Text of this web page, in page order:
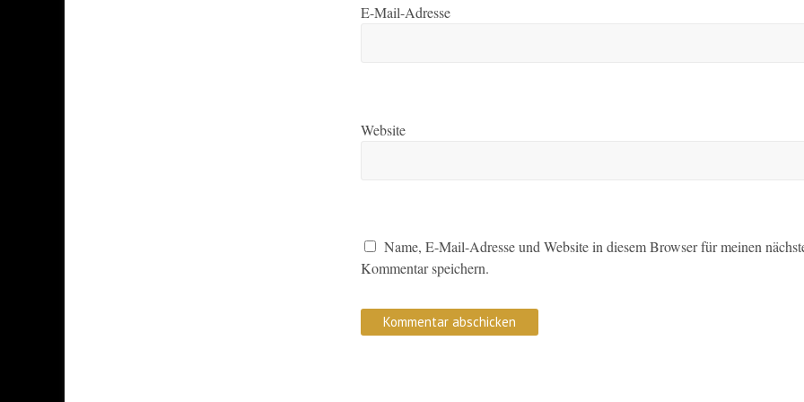
E-Mail-Adresse
Website
Name, E-Mail-Adresse und Website in diesem Browser für meinen
Kommentar speichern.